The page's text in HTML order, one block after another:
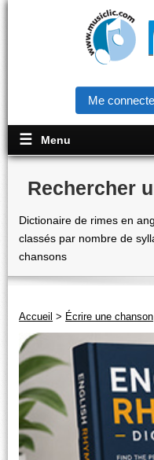
Me
Menu
Rechercher
Dictionaire de rimes en
classés par nombre de
chansons
Accueil > Écrire une chanson